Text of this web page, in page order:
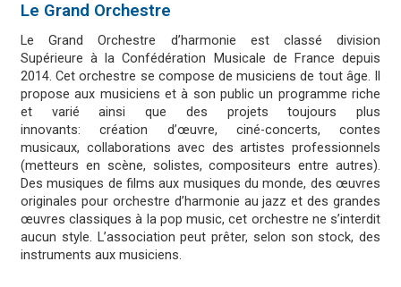
Le Grand Orchestre
Le Grand Orchestre d’harmonie est classé division
Supérieure à la Confédération Musicale de France depuis
2014. Cet orchestre se compose de musiciens de tout âge. Il
propose aux musiciens et à son public un programme riche
et varié ainsi que des projets toujours plus
innovants: création d’œuvre, ciné-concerts, contes
musicaux, collaborations avec des artistes professionnels
(metteurs en scène, solistes, compositeurs entre autres).
Des musiques de films aux musiques du monde, des œuvres
originales pour orchestre d’harmonie au jazz et des grandes
œuvres classiques à la pop music, cet orchestre ne s’interdit
aucun style. L’association peut prêter, selon son stock, des
instruments aux musiciens.